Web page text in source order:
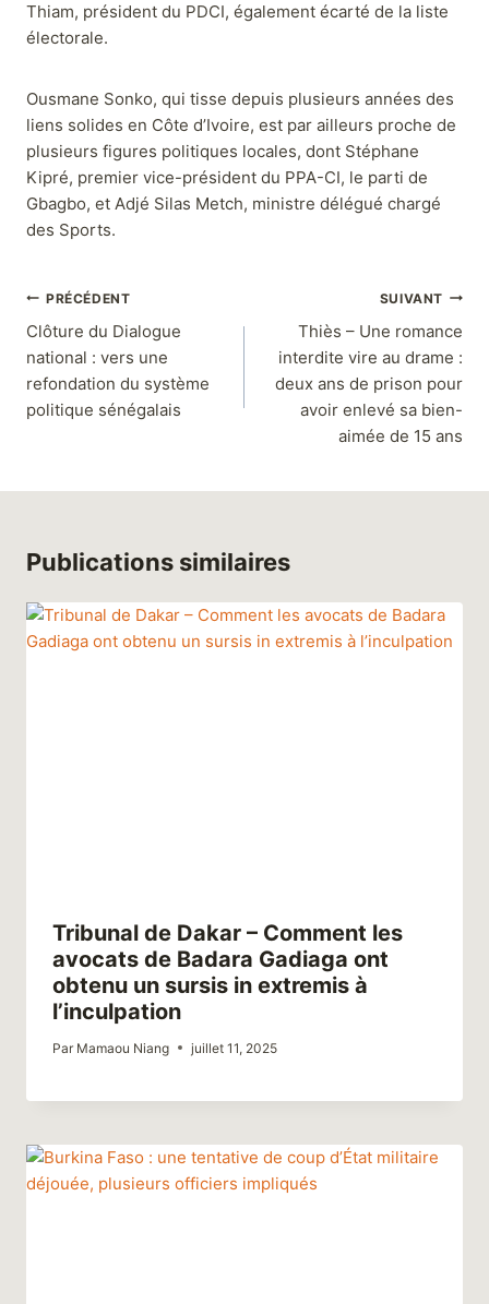
Thiam, président du PDCI, également écarté de la liste
électorale.
Ousmane Sonko, qui tisse depuis plusieurs années des
liens solides en Côte d’Ivoire, est par ailleurs proche de
plusieurs figures politiques locales, dont Stéphane
Kipré, premier vice-président du PPA-CI, le parti de
Gbagbo, et Adjé Silas Metch, ministre délégué chargé
des Sports.
PRÉCÉDENT
Clôture du Dialogue
national : vers une
refondation du système
politique sénégalais
SUIVANT
Thiès – Une romance
interdite vire au drame :
deux ans de prison pour
avoir enlevé sa bien-
aimée de 15 ans
Publications similaires
Tribunal de Dakar – Comment les
avocats de Badara Gadiaga ont
obtenu un sursis in extremis à
l’inculpation
Par Mamaou Niang juillet 11, 2025